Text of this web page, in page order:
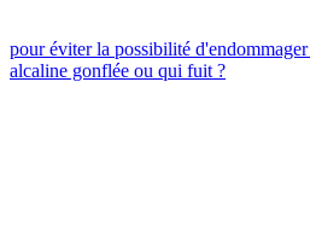
pour éviter la possibilité
alcaline gonflée ou qui fuit ?